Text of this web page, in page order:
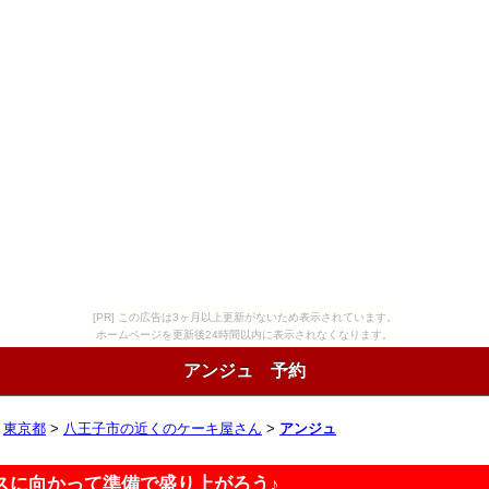
[PR] この広告は3ヶ月以上更新がないため表示されています。
ホームページを更新後24時間以内に表示されなくなります。
アンジュ 予約
東京都 > 八王子市の近くのケーキ屋さん > アンジュ
に向かって準備で盛り上がろう♪